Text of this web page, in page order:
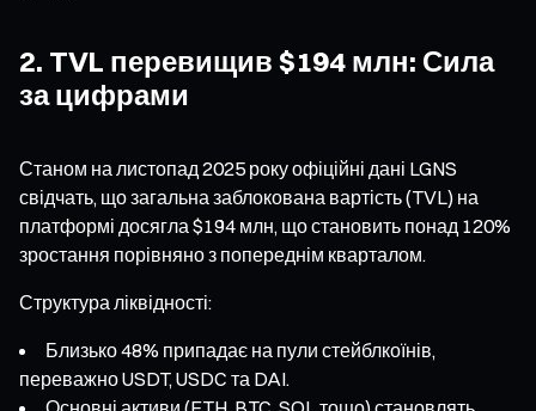
2. TVL перевищив $194 млн: Сила
за цифрами
Станом на листопад 2025 року офіційні дані LGNS
свідчать, що загальна заблокована вартість (TVL) на
платформі досягла $194 млн, що становить понад 120%
зростання порівняно з попереднім кварталом.
Структура ліквідності:
Близько 48% припадає на пули стейблкоїнів,
переважно USDT, USDC та DAI.